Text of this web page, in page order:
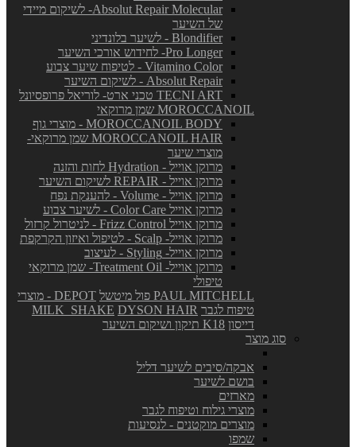
Absolut Repair Molecular- לשיקום מיידי
של השיער
Blondifier - לשיער בלונדיני
Pro Longer- לחידוש אורכי השיער
Vitamino Color - לטיפוח שיער צבוע
Absolut Repair - לשיקום השיער
TECNI ART טכני ארט- לוריאל פרופסיונל
MOROCCANOIL שמן מרוקאי
MOROCCANOIL BODY - מוצרי גוף
MOROCCANOIL HAIR שמן מרוקאי-
מוצרי שיער
מרוקן אוייל - Hydration לחות והזנה
מרוקן אוייל - REPAIR לשיקום השיער
מרוקן אוייל - Volume - להענקת נפח
מרוקן אוייל Color Care - לשיער צבוע
מרוקן אוייל Frizz Control - לניטרול קרזול
מרוקן אוייל- Scalp - לטיפול ואיזון הקרקפת
מרוקן אוייל- Styling - לעיצוב
מרוקן אוייל- Treatment Oil- שמן מרוקאי
טיפולי
PAUL MITCHELL פול מיטשל
DEPOT - מוצרי
טיפוח לגבר
MILK_SHAKE DYSON HAIR
דייסון K18 תיקון ושיקום השיער
סוג מוצר
אבקה/סיבים לשיער דליל
בושם לשיער
מארזים
מוצרי גילוח וטיפוח לגבר
מוצרים מוקטנים - לנסיעות
שמפו